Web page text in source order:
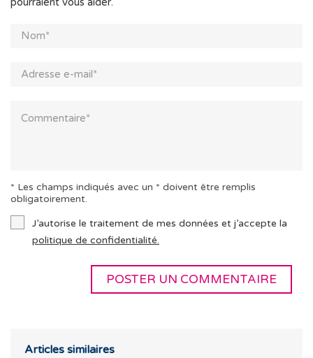
* Les champs indiqués avec un * doivent être remplis
obligatoirement.
J’autorise le traitement de mes données et j’accepte la
politique de confidentialité.
Articles similaires